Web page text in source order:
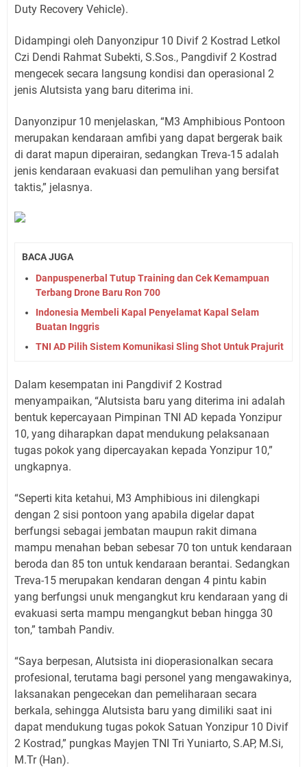
Duty Recovery Vehicle).
Didampingi oleh Danyonzipur 10 Divif 2 Kostrad Letkol
Czi Dendi Rahmat Subekti, S.Sos., Pangdivif 2 Kostrad
mengecek secara langsung kondisi dan operasional 2
jenis Alutsista yang baru diterima ini.
Danyonzipur 10 menjelaskan, “M3 Amphibious Pontoon
merupakan kendaraan amfibi yang dapat bergerak baik
di darat mapun diperairan, sedangkan Treva-15 adalah
jenis kendaraan evakuasi dan pemulihan yang bersifat
taktis,” jelasnya.
BACA JUGA
Danpuspenerbal Tutup Training dan Cek Kemampuan
Terbang Drone Baru Ron 700
Indonesia Membeli Kapal Penyelamat Kapal Selam
Buatan Inggris
TNI AD Pilih Sistem Komunikasi Sling Shot Untuk Prajurit
Dalam kesempatan ini Pangdivif 2 Kostrad
menyampaikan, “Alutsista baru yang diterima ini adalah
bentuk kepercayaan Pimpinan TNI AD kepada Yonzipur
10, yang diharapkan dapat mendukung pelaksanaan
tugas pokok yang dipercayakan kepada Yonzipur 10,”
ungkapnya.
“Seperti kita ketahui, M3 Amphibious ini dilengkapi
dengan 2 sisi pontoon yang apabila digelar dapat
berfungsi sebagai jembatan maupun rakit dimana
mampu menahan beban sebesar 70 ton untuk kendaraan
beroda dan 85 ton untuk kendaraan berantai. Sedangkan
Treva-15 merupakan kendaran dengan 4 pintu kabin
yang berfungsi unuk mengangkut kru kendaraan yang di
evakuasi serta mampu mengangkut beban hingga 30
ton,” tambah Pandiv.
“Saya berpesan, Alutsista ini dioperasionalkan secara
profesional, terutama bagi personel yang mengawakinya,
laksanakan pengecekan dan pemeliharaan secara
berkala, sehingga Alutsista baru yang dimiliki saat ini
dapat mendukung tugas pokok Satuan Yonzipur 10 Divif
2 Kostrad,” pungkas Mayjen TNI Tri Yuniarto, S.AP, M.Si,
M.Tr (Han).